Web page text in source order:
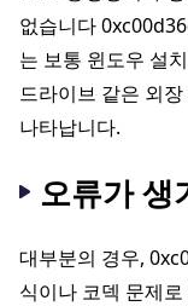
없습니다
는 보통 윈도우 설
드라이브 같은 외
나타납니다.
오류가 생
대부분의 경우,
식이나 코덱 문제